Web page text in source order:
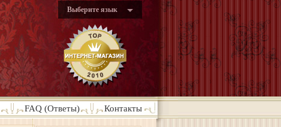
Выберите язык
FAQ (Ответы) Контакты